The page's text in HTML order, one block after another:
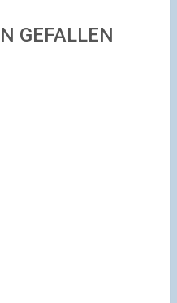
GEFALLEN